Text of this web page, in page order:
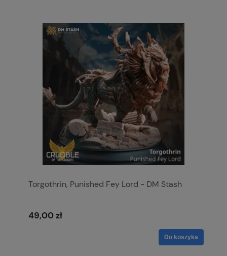
Torgothrin, Punished Fey Lord - DM Stash
49,00 zł
Do koszyka